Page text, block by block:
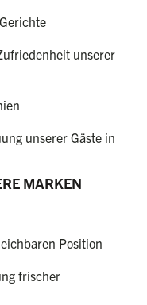
unserer
unserer Gäste in
MARKEN
Position
frischer